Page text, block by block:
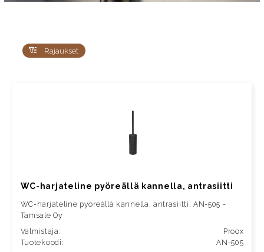
Rajaukset
WC-harjateline pyöreällä kannella, antrasiitti
WC-harjateline pyöreällä kannella, antrasiitti, AN-505 -
Tamsale Oy
Valmistaja:
Proox
Tuotekoodi:
AN-505